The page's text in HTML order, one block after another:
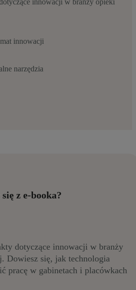
innowacji w branży opieki
innowacji
narzędzia
z e-booka?
dotyczące innowacji w branży
Dowiesz się, jak technologia
pracę w gabinetach i placówkach